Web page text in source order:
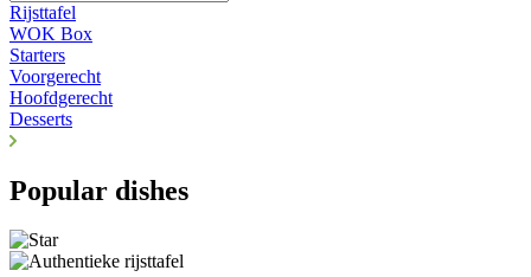
Rijsttafel
WOK Box
Starters
Voorgerecht
Hoofdgerecht
Desserts
Popular dishes